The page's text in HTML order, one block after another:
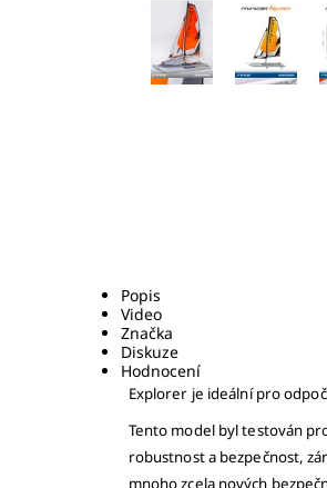
Popis
Video
Značka
Diskuze
Hodnocení
Explorer je ideální pro
Tento model byl testován
robustnost a bezpečnost,
mnoho zcela nových